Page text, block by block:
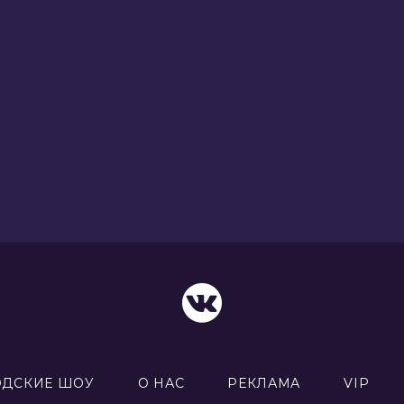
ШОУ О НАС РЕКЛАМА VIP